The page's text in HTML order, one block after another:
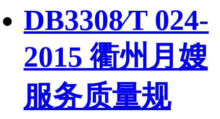
DB3308∕T 024-
2015 衢州月嫂
服务质量规